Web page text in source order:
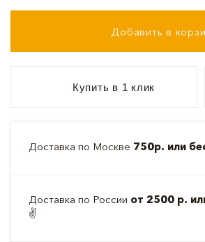
Добавить в
Купить в 1 клик
Доставка по Москве 750р. или
Доставка по России от 2500 р.
✌️